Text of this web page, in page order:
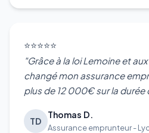
⭐⭐⭐⭐⭐
"Grâce à la loi Lemoine et
changé mon assurance
plus de 12 000€ sur la durée
TD
Thomas D.
Assurance emprunteur -